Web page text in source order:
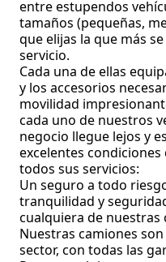
entre estupendos
tamaños (pequeñas,
que elijas la que más
servicio.
Cada una de ellas
y los accesorios
movilidad
cada uno de nuestros
negocio llegue lejos y
excelentes
todos sus servicios:
Un seguro a todo
tranquilidad y
cualquiera de nuestras
Nuestras camiones
sector, con todas las